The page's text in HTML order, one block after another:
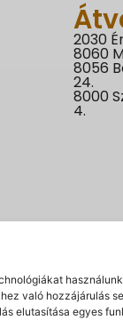
való hozzájárulás
elutasítása egyes
2030
8060
8056
24.
8000
4.